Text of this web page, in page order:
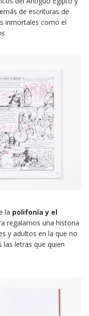
de escrituras de
inmortales como el
.
la polifonía y el
regalarnos una historia
y adultos en la que no
letras que quien